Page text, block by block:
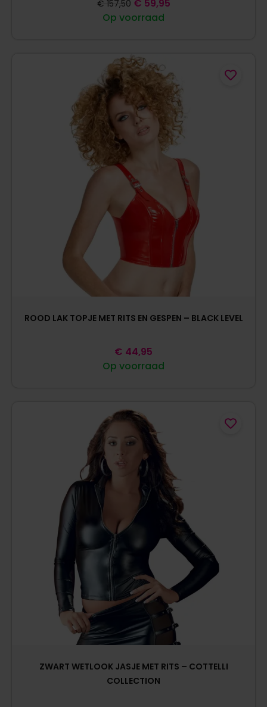
Op voorraad
€ 157,50 € 59,95
ROOD LAK TOPJE MET RITS EN GESPEN – BLACK LEVEL
Op voorraad
€ 44,95
ZWART WETLOOK JASJE MET RITS – COTTELLI
COLLECTION